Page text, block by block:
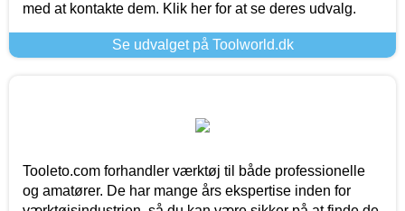
med at kontakte dem. Klik her for at se deres udvalg.
Se udvalget på Toolworld.dk
Tooleto.com forhandler værktøj til både professionelle
og amatører. De har mange års ekspertise inden for